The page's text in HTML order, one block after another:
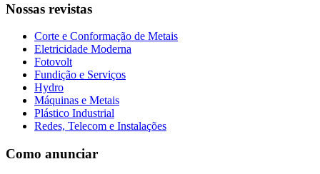
Nossas revistas
Corte e Conformação de Metais
Eletricidade Moderna
Fotovolt
Fundição e Serviços
Hydro
Máquinas e Metais
Plástico Industrial
Redes, Telecom e Instalações
Como anunciar